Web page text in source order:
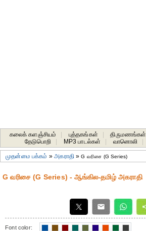
கலைக் களஞ்சியம் புத்தகங்கள் திருமணங்கள்
தேடுபொறி
MP3 பாடல்கள் வானொலி
முதன்மை பக்கம் »அகராதி»G வரிசை (G Series)
G வரிசை (G Series) - ஆங்கில-தமிழ் அகராதி
Font color: